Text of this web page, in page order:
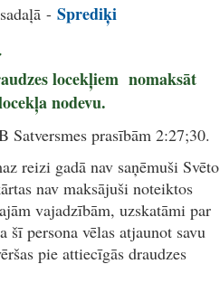
- Sprediķi
locekļiem nomaksāt
nodevu.
Satversmes prasībām 2:27;30.
reizi gadā nav saņēmuši Svēto
nav maksājuši noteiktos
vajadzībām, uzskatāmi par
šī persona vēlas atjaunot savu
pie attiecīgās draudzes